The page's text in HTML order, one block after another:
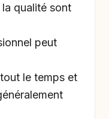
qualité sont
peut
le temps et